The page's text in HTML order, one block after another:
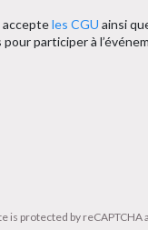
accepteles CGU ainsi
participer à
is protected by reCAPTCHA